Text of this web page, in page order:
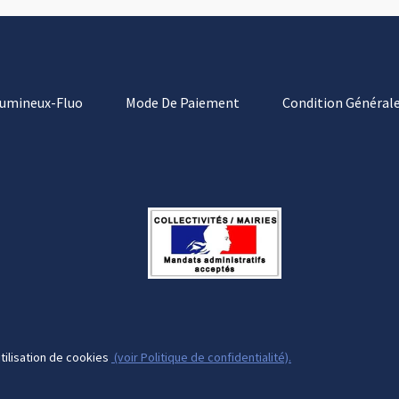
Fluo Mode De Paiement Condition
de cookies (voir Politique de confidentialité).